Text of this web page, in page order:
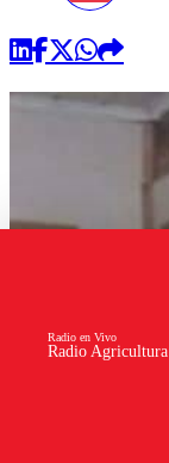
Radio Agricultura
Radio en Vivo